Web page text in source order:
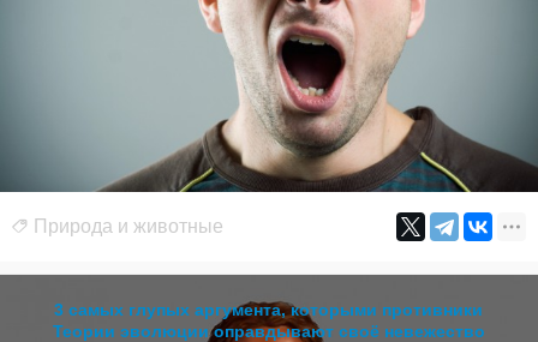
Природа и животные
3 самых глупых аргумента, которыми противники
Теории эволюции оправдывают своё невежество